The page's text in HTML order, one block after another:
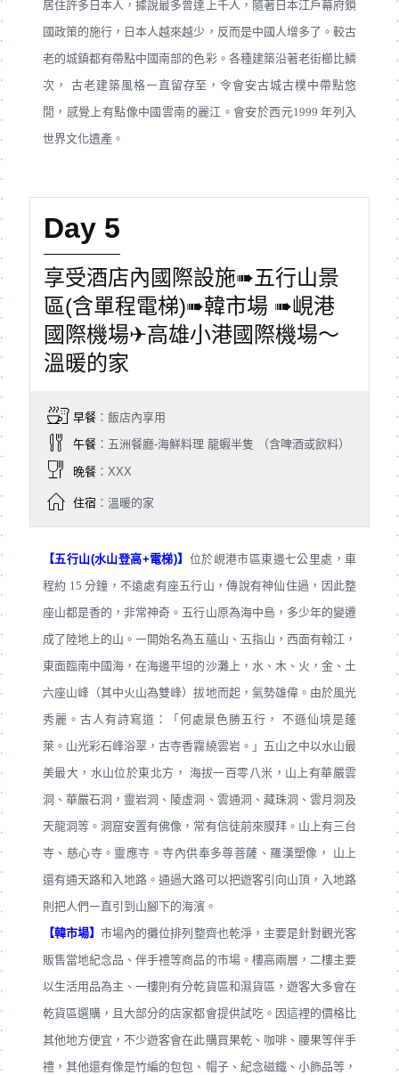
居住許多日本人，據說最多曾達上千人，隨著日本江戶幕府鎖
國政策的施行，日本人越來越少，反而是中國人增多了。較古
老的城鎮都有帶點中國南部的色彩。各種建築沿著老街櫛比鱗
次， 古老建築風格㇐直留存至，令會安古城古樸中帶點悠
閒，感覺上有點像中國雲南的麗江。會安於西元1999 年列入
世界文化遺產。
Day 5
享受酒店內國際設施➠五行山景
區(含單程電梯)➠韓市場 ➠峴港
國際機場✈高雄小港國際機場～
溫暖的家
早餐：飯店內享用
午餐：五洲餐廳-海鮮料理 龍蝦半隻 （含啤酒或飲料）
晚餐：XXX
住宿：溫暖的家
【五行山(水山登高+電梯)】 位於峴港市區東邊七公里處，車
程約 15 分鐘，不遠處有座五行山，傳說有神仙住過，因此整
座山都是香的，非常神奇。五行山原為海中島，多少年的變遷
成了陸地上的山。㇐開始名為五蘊山、五指山，西面有翰江，
東面臨南中國海，在海邊平坦的沙灘上，水、木、火，金、土
六座山峰（其中火山為雙峰）拔地而起，氣勢雄偉。由於風光
秀麗。古人有詩寫道：「何處景色勝五行， 不遜仙境是蓬
萊。山光彩石峰浴翠，古寺香霧繞雲岩。」五山之中以水山最
美最大，水山位於東北方， 海拔㇐百零八米，山上有華嚴雲
洞、華嚴石洞，靈岩洞、陵虛洞、雲通洞、藏珠洞、雲月洞及
天龍洞等。洞窟安置有佛像，常有信徒前來膜拜。山上有三台
寺、慈心寺。靈應寺。寺內供奉多尊菩薩、羅漢塑像， 山上
還有通天路和入地路。通過大路可以把遊客引向山頂，入地路
則把人們㇐直引到山腳下的海濱。
【韓市場】市場內的攤位排列整齊也乾淨，主要是針對觀光客
販售當地紀念品、伴手禮等商品的市場。樓高兩層，二樓主要
以生活用品為主、一樓則有分乾貨區和濕貨區，遊客大多會在
乾貨區選購，且大部分的店家都會提供試吃。因這裡的價格比
其他地方便宜，不少遊客會在此購買果乾、咖啡、腰果等伴手
禮，其他還有像是竹編的包包、帽子、紀念磁鐵、小飾品等，